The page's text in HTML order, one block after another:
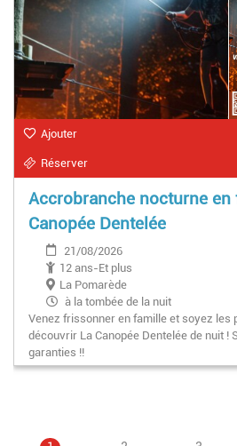
Ajouter
Réserver
Accrobranche nocturne en
Canopée Dentelée
21/08/2026
12 ans-Et plus
La Pomarède
à la tombée de la nuit
Venez frissonner en famille et soyez les
découvrir La Canopée Dentelée de nuit !
garanties !!